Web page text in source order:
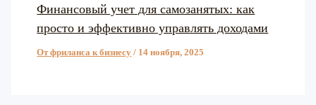
Финансовый учет для самозанятых: как
просто и эффективно управлять доходами
От фриланса к бизнесу / 14 ноября, 2025